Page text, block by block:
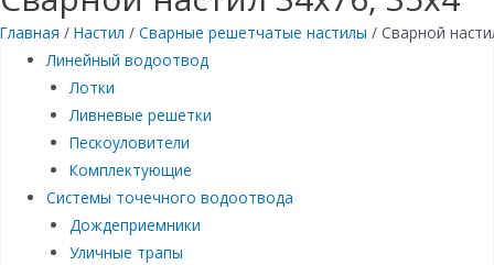
Главная / Настил / Сварные решетчатые настилы / Сварной
Линейный водоотвод
Лотки
Ливневые решетки
Пескоуловители
Комплектующие
Системы точечного водоотвода
Дождеприемники
Уличные трапы